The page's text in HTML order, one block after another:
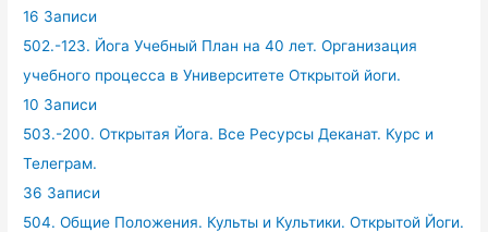
16 Записи
502.-123. Йога Учебный План на 40 лет. Организация
учебного процесса в Университете Открытой йоги.
10 Записи
503.-200. Открытая Йога. Все Ресурсы Деканат. Курс и
Телеграм.
36 Записи
504. Общие Положения. Культы и Культики. Открытой Йоги.